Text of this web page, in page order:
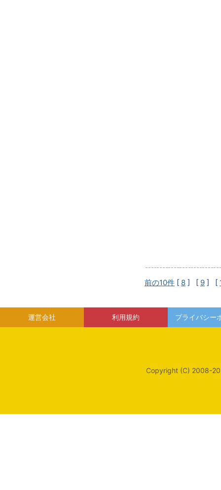
前の10件 [ 8 ] [ 9 ] [
運営会社 利用規約 プライバシー
Copyright (C) 2008-